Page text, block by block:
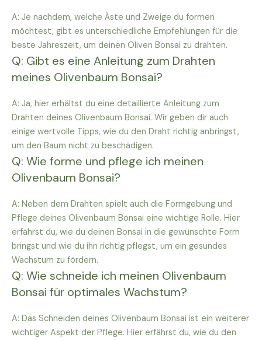
A: Je nachdem, welche Äste und Zweige du formen
möchtest, gibt es unterschiedliche Empfehlungen für die
beste Jahreszeit, um deinen Oliven Bonsai zu drahten.
Q: Gibt es eine Anleitung zum Drahten
meines Olivenbaum Bonsai?
A: Ja, hier erhältst du eine detaillierte Anleitung zum
Drahten deines Olivenbaum Bonsai. Wir geben dir auch
einige wertvolle Tipps, wie du den Draht richtig anbringst,
um den Baum nicht zu beschädigen.
Q: Wie forme und pflege ich meinen
Olivenbaum Bonsai?
A: Neben dem Drahten spielt auch die Formgebung und
Pflege deines Olivenbaum Bonsai eine wichtige Rolle. Hier
erfährst du, wie du deinen Bonsai in die gewünschte Form
bringst und wie du ihn richtig pflegst, um ein gesundes
Wachstum zu fördern.
Q: Wie schneide ich meinen Olivenbaum
Bonsai für optimales Wachstum?
A: Das Schneiden deines Olivenbaum Bonsai ist ein weiterer
wichtiger Aspekt der Pflege. Hier erfährst du, wie du den